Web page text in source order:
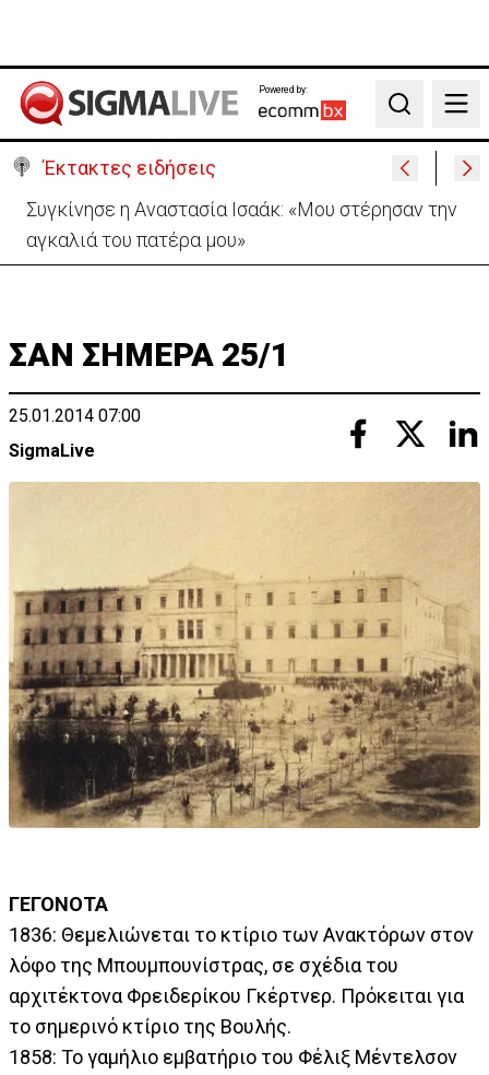
Powered by:
Search
Έκτακτες ειδήσεις
GSI: Η γεωπολιτική «σκακιέρα» πίσω από το
καλώδιο Ελλάδας–Κύπρου–Ισραήλ
ΣΑΝ ΣΗΜΕΡΑ 25/1
25.01.2014 07:00
SigmaLive
ΓΕΓΟΝΟΤΑ
1836: Θεμελιώνεται το κτίριο των Ανακτόρων στον
λόφο της Mπουμπουνίστρας, σε σχέδια του
αρχιτέκτονα Φρειδερίκου Γκέρτνερ. Πρόκειται για
το σημερινό κτίριο της Βουλής.
1858: Το γαμήλιο εμβατήριο του Φέλιξ Μέντελσον